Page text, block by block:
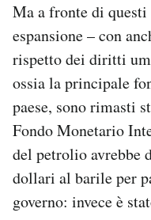
Ma a fronte di
espansione – con
rispetto dei diritti
ossia la principale
paese, sono rimasti
Fondo Monetario
del petrolio avrebbe
dollari al barile per
governo: invece è